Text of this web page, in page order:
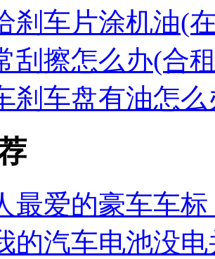
刹车片涂机油(
刮擦怎么办(合
刹车盘有油怎
最爱的豪车车标
的汽车电池没电